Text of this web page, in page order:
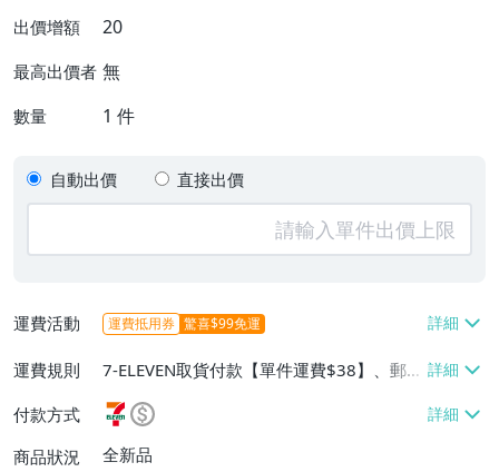
出價增額 20
最高出價者 無
數量 1 件
自動出價 直接出價
運費活動 運費抵用券 驚喜$99免運
運費規則
7-ELEVEN取貨付款【單件運費$38】、郵局
掛號【單件運費$60】、面交/自取/不寄送
【免運費】
付款方式
商品狀況
全新品